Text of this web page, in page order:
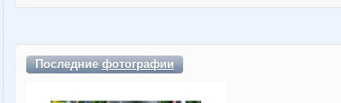
Последниефотографии